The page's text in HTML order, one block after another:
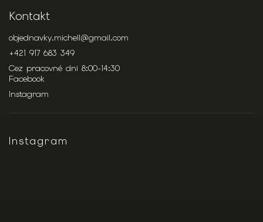
Kontakt
objednavky.michell@gmail.com
+421 917 683 349
Cez pracovné dni 8:00-14:30
Facebook
Instagram
Instagram